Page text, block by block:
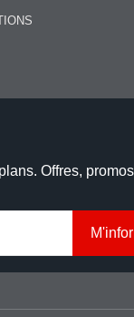
Offres,